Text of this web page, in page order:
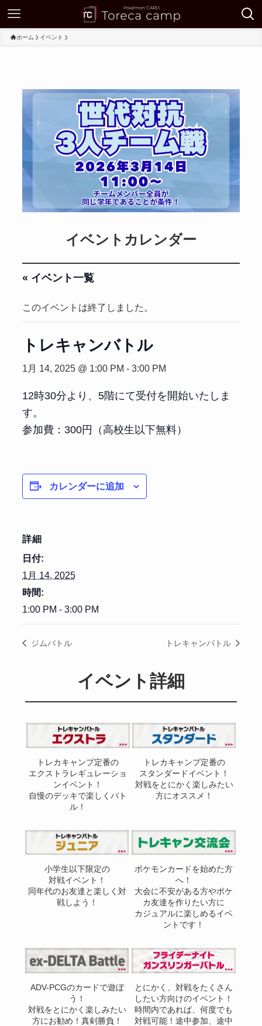
ホーム イベント
イベントカレンダー
« イベント一覧
このイベントは終了しました。
トレキャンバトル
1月 14, 2025 @ 1:00 PM - 3:00 PM
12時30分より、5階にて受付を開始いたしま
す。
参加費：300円（高校生以下無料）
カレンダーに追加
詳細
日付:
1月 14, 2025
時間:
1:00 PM - 3:00 PM
ジムバトル トレキャンバトル
イベント詳細
トレカキャンプ定番の
エクストラレギュレーショ
ンイベント！
自慢のデッキで楽しくバト
ル！
トレカキャンプ定番の
スタンダードイベント！
対戦をとにかく楽しみたい
方にオススメ！
小学生以下限定の
対戦イベント！
同年代のお友達と楽しく対
戦しよう！
ポケモンカードを始めた方
へ！
大会に不安がある方やポケ
カ友達を作りたい方に
カジュアルに楽しめるイベ
ントです！
ADV-PCGのカードで遊ぼ
う！
対戦をとにかく楽しみたい
方にお勧め！真剣勝負！
とにかく、対戦をたくさん
したい方向けのイベント！
時間内であれば、何度でも
対戦可能！途中参加、途中